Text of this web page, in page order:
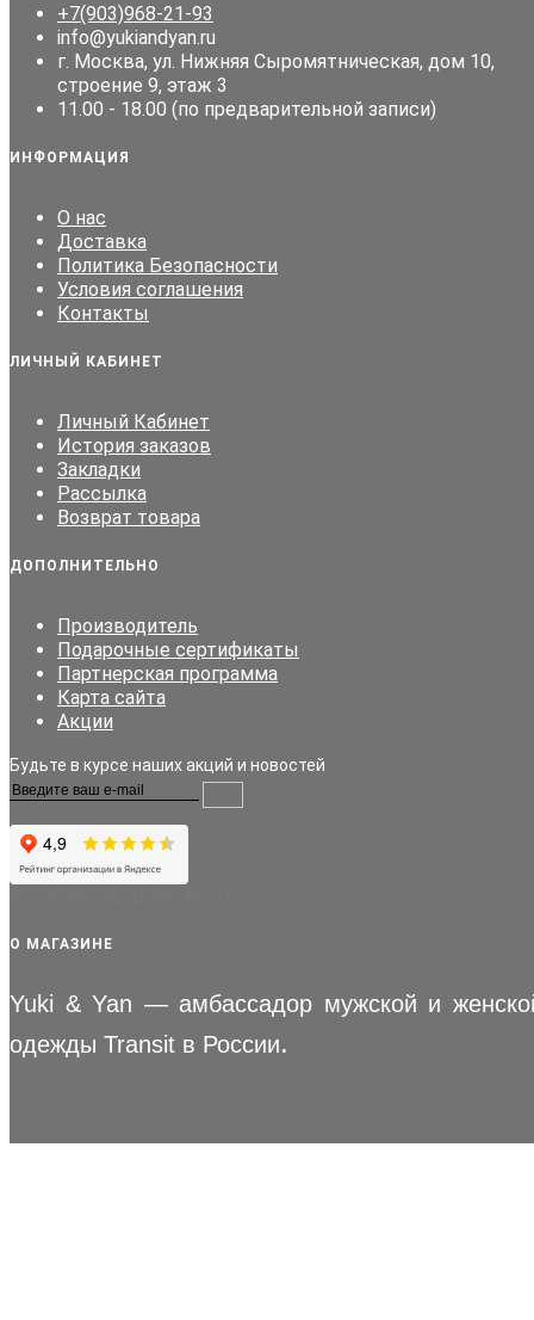
+7(903)968-21-93
info@yukiandyan.ru
г. Москва, ул. Нижняя Сыромятническая, дом 10,
строение 9, этаж 3
11.00 - 18.00 (по предварительной записи)
ИНФОРМАЦИЯ
О нас
Доставка
Политика Безопасности
Условия соглашения
Контакты
ЛИЧНЫЙ КАБИНЕТ
Личный Кабинет
История заказов
Закладки
Рассылка
Возврат товара
ДОПОЛНИТЕЛЬНО
Производитель
Подарочные сертификаты
Партнерская программа
Карта сайта
Акции
Будьте в курсе наших акций и новостей
О МАГАЗИНЕ
Yuki & Yan — амбассадор мужской и
одежды Transit в России.